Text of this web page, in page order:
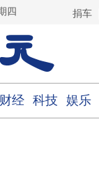
四 捐车
财经 科技 娱乐